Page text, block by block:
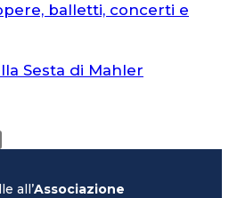
balletti, concerti e
Sesta di Mahler
all’Associazione